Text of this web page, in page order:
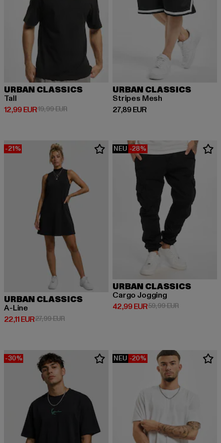
URBAN CLASSICS
Tall
12,99 EUR
Derzeitiger Preis: 12,99 EUR
19,99 EURAktionspreis: 19,99 EUR
URBAN CLASSICS
Stripes Mesh
27,89 EUR
Derzeitiger Preis: 27,89 EUR
-21%
URBAN CLASSICS
A-Line
22,11 EUR
Derzeitiger Preis: 22,11 EUR
27,99 EURAktionspreis: 27,99 EUR
NEU -28%
URBAN CLASSICS
Cargo Jogging
42,99 EUR
Derzeitiger Preis: 42,99 EUR
59,99 EURAktionspreis:
-30% NEU -20%